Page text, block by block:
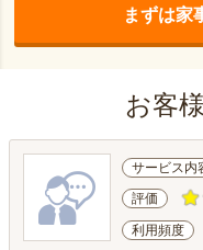
まずは家
お客
サービス内
評価
利用頻度